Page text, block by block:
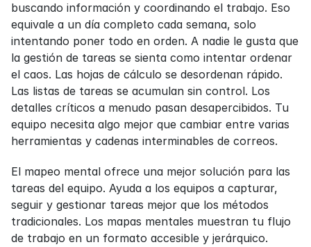
buscando información y coordinando el trabajo. Eso
equivale a un día completo cada semana, solo
intentando poner todo en orden. A nadie le gusta que
la gestión de tareas se sienta como intentar ordenar
el caos. Las hojas de cálculo se desordenan rápido.
Las listas de tareas se acumulan sin control. Los
detalles críticos a menudo pasan desapercibidos. Tu
equipo necesita algo mejor que cambiar entre varias
herramientas y cadenas interminables de correos.
El mapeo mental ofrece una mejor solución para las
tareas del equipo. Ayuda a los equipos a capturar,
seguir y gestionar tareas mejor que los métodos
tradicionales. Los mapas mentales muestran tu flujo
de trabajo en un formato accesible y jerárquico.